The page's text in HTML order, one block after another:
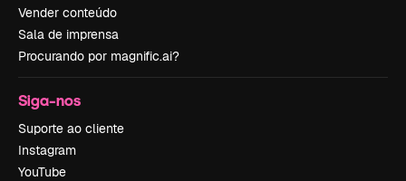
Vender conteúdo
Sala de imprensa
Procurando por magnific.ai?
Siga-nos
Suporte ao cliente
Instagram
YouTube